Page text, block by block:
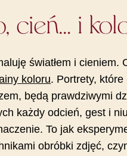
cień… i
światłem i cieniem.
koloru. Portrety, które
będą prawdziwymi
każdy odcień, gest i
To jak
obróbki zdjęć,